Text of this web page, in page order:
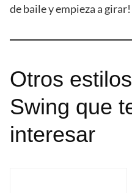
de baile y empieza a girar!
Otros
Swing que
interesar